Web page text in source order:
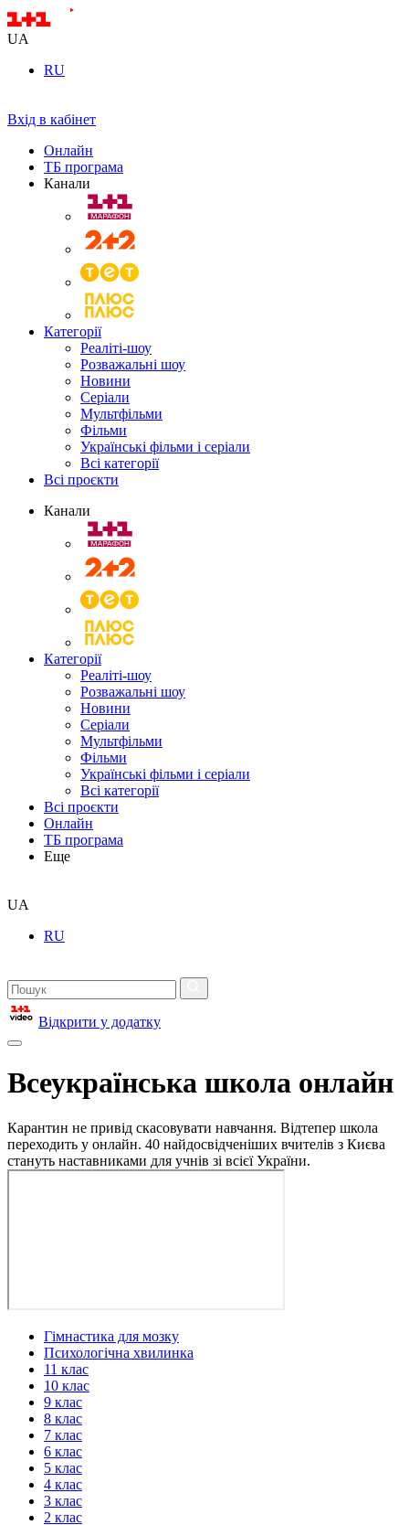
UA
RU
Вхід в кабінет
Онлайн
ТБ програма
Канали
Категорії
Реаліті-шоу
Розважальні шоу
Новини
Серіали
Мультфільми
Фільми
Українські фільми і серіали
Всі категорії
Всі проєкти
Канали
Категорії
Реаліті-шоу
Розважальні шоу
Новини
Серіали
Мультфільми
Фільми
Українські фільми і серіали
Всі категорії
Всі проєкти
Онлайн
ТБ програма
Еще
UA
RU
Відкрити у додатку
Всеукраїнська школа онлайн
Карантин не привід скасовувати навчання. Відтепер школа
переходить у онлайн. 40 найдосвідченіших вчителів з Києва
стануть наставниками для учнів зі всієї України.
Гімнастика для мозку
Психологічна хвилинка
11 клас
10 клас
9 клас
8 клас
7 клас
6 клас
5 клас
4 клас
3 клас
2 клас